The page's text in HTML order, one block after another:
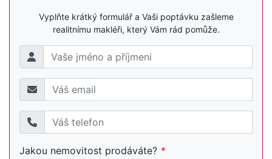
Vyplňte krátký formulář a Vaši poptávku zašleme
realitnímu makléři, který Vám rád pomůže.
Jakou nemovitost prodáváte?